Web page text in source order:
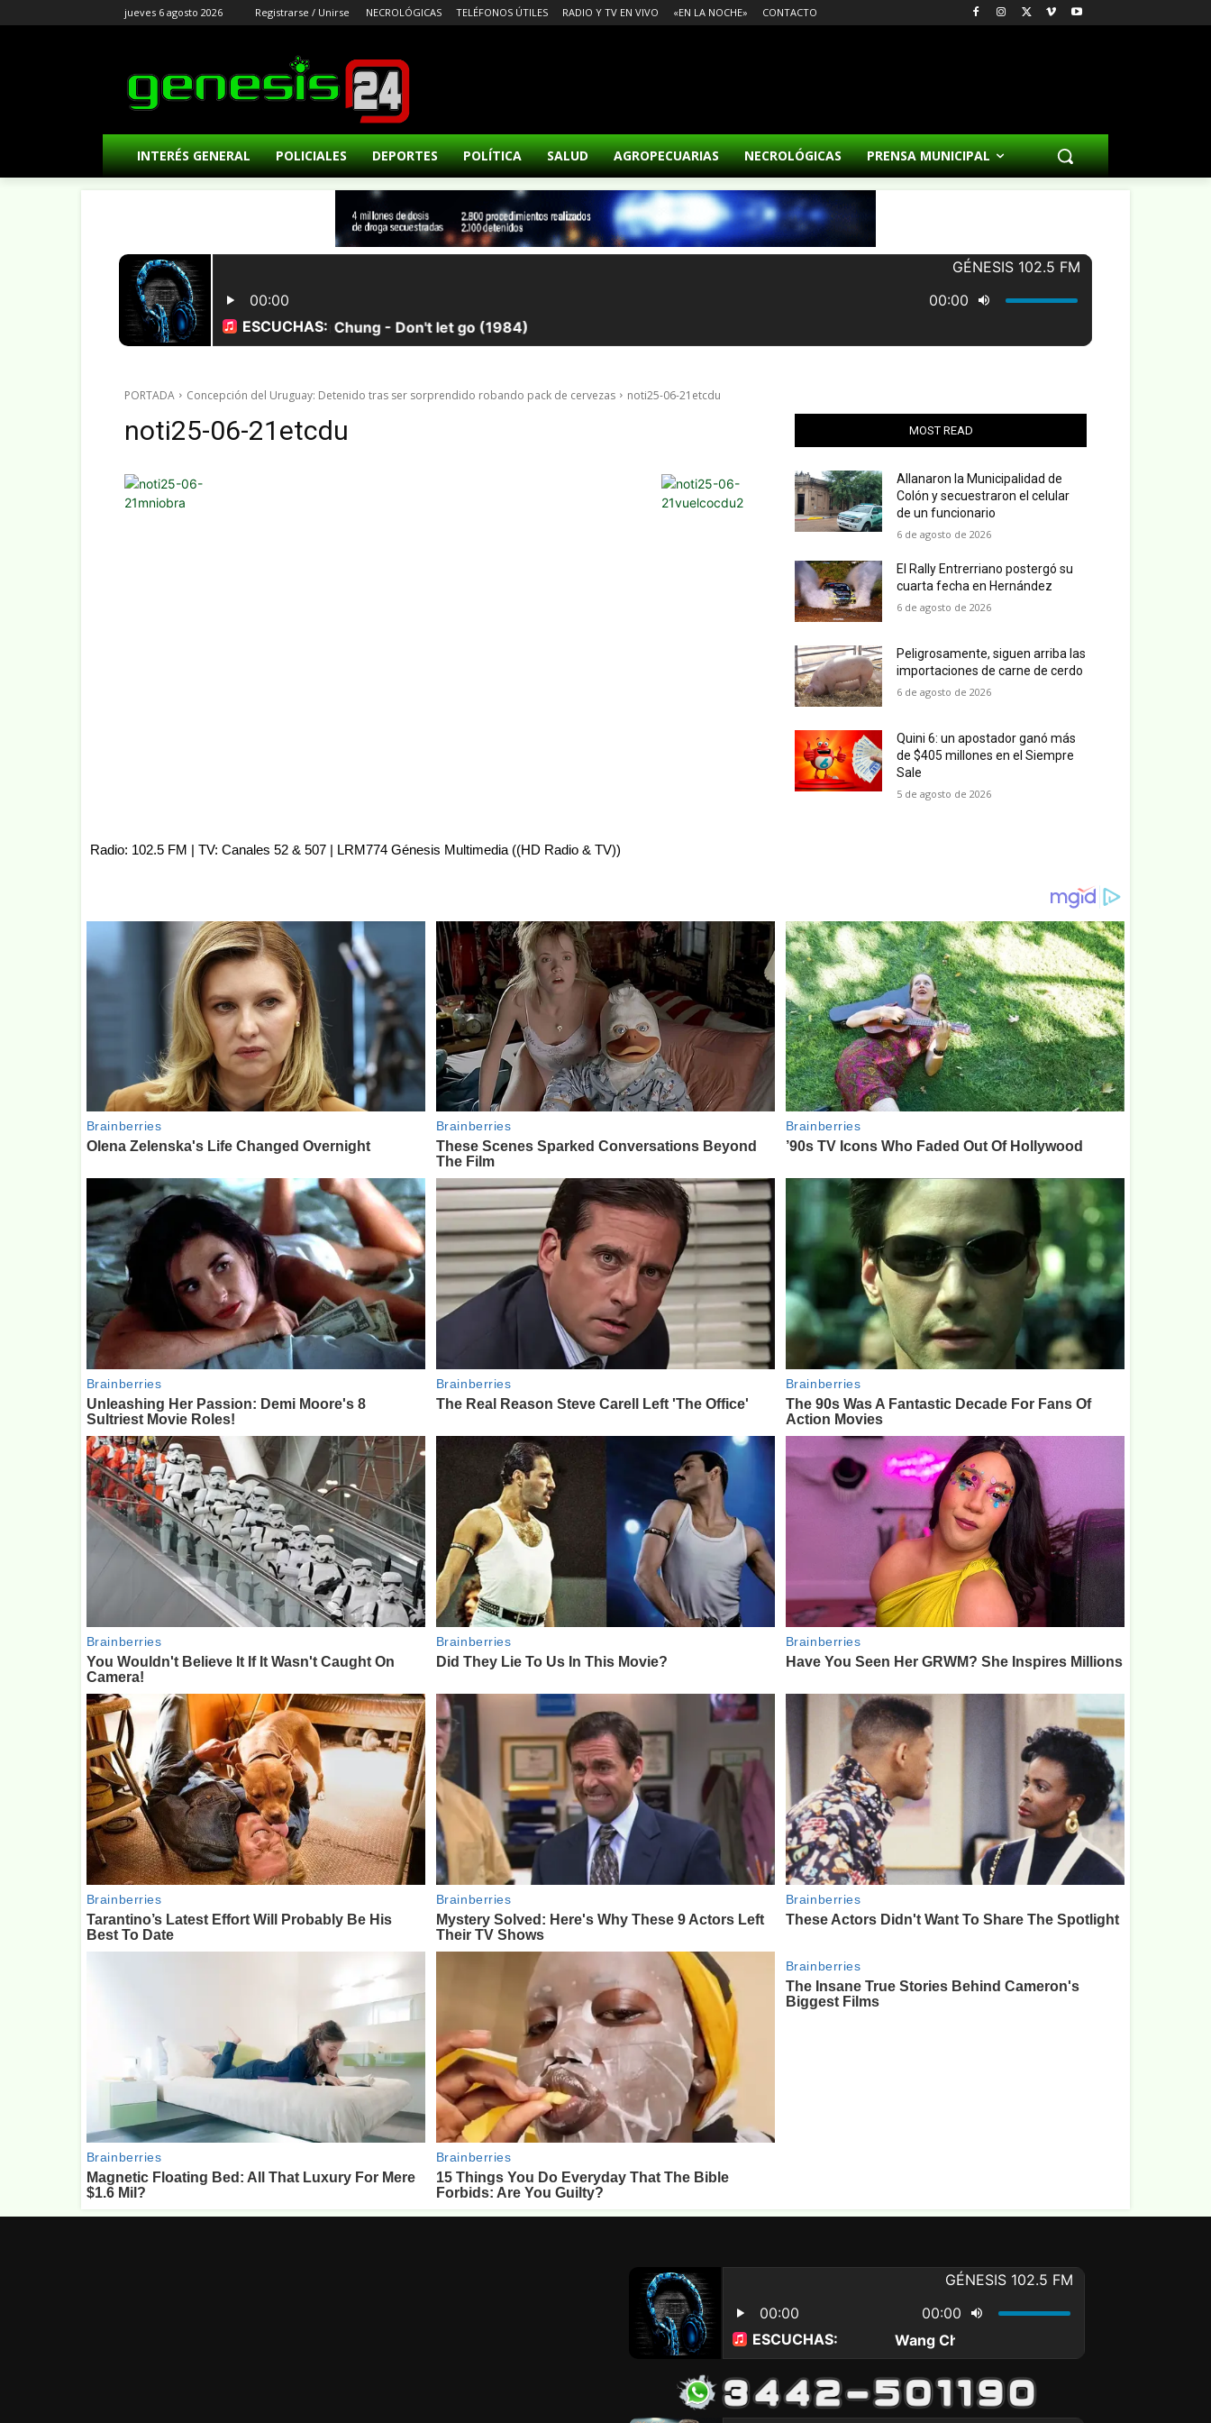
jueves 6 agosto 2026 Registrarse / Unirse NECROLÓGICAS TELÉFONOS ÚTILES RADIO Y TV EN VIVO «EN LA NOCHE» CONTACTO
INTERÉS GENERAL POLICIALES DEPORTES POLÍTICA SALUD AGROPECUARIAS NECROLÓGICAS PRENSA MUNICIPAL
PORTADA Concepción del Uruguay: Detenido tras ser sorprendido robando pack de cervezas noti25-06-21etcdu
noti25-06-21etcdu MOST READ
Allanaron la Municipalidad de
Colón y secuestraron el celular
de un funcionario
6 de agosto de 2026
El Rally Entrerriano postergó su
cuarta fecha en Hernández
6 de agosto de 2026
Peligrosamente, siguen arriba las
importaciones de carne de cerdo
6 de agosto de 2026
Quini 6: un apostador ganó más
de $405 millones en el Siempre
Sale
5 de agosto de 2026
Radio: 102.5 FM | TV: Canales 52 & 507 | LRM774 Génesis Multimedia ((HD Radio & TV))